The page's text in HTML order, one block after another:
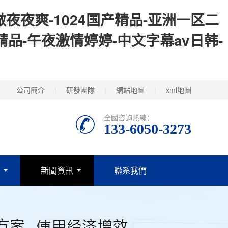
夜爽-1024国产精品-亚洲一区二
-午夜激情婷婷-中文字幕av日韩-
公司簡介 研發團隊 網站地圖 xml地圖
全國咨詢熱線：
133-6050-3273
新聞資訊 聯系我們